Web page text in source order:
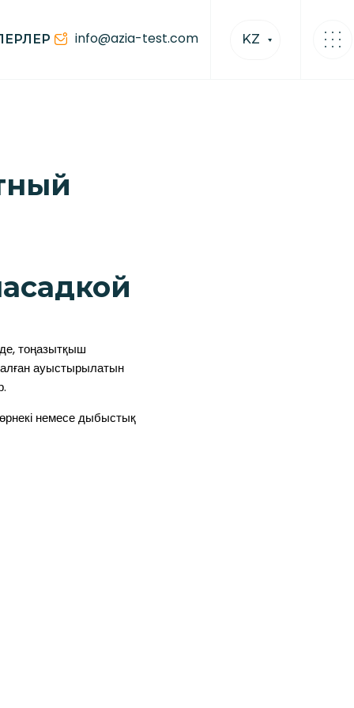
info@azia-test.com KZ
тоңазытқыш
ауыстырылатын
немесе дыбыстық